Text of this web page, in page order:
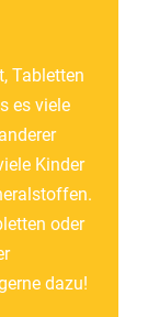
Tabletten
es viele
Kinder
oder
dazu!